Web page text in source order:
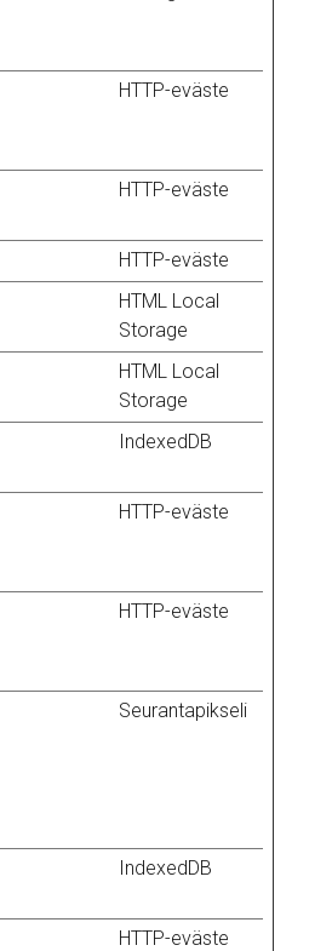
HTTP-eväste
HTTP-eväste
HTTP-eväste
HTML Local
Storage
HTML Local
Storage
IndexedDB
HTTP-eväste
HTTP-eväste
Seurantapikseli
IndexedDB
HTTP-eväste